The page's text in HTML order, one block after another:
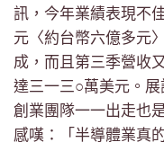
訊，今年業績表現不
元〈約台幣六億多元
成，而且第三季營收
達三一三○萬美元。展
創業團隊一一出走也
感嘆：「半導體業真